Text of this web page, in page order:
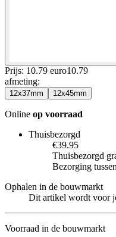
Prijs: 10.79 euro10.79
afmeting:
12x37mm 12x45mm
Online op voorraad
Thuisbezorgd
€39.95
Thuisbezorgd
Bezorging
Ophalen in de bouwmarkt
Dit artikel wordt voor
Voorraad in de bouwmarkt